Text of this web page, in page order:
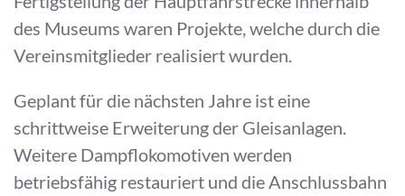
des Museums waren Projekte, welche durch die
Vereinsmitglieder realisiert wurden.
Geplant für die nächsten Jahre ist eine
schrittweise Erweiterung der Gleisanlagen.
Weitere Dampflokomotiven werden
betriebsfähig restauriert und die Anschlussbahn